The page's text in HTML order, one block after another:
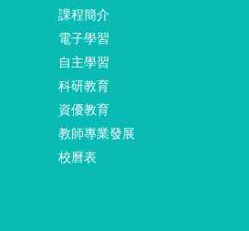
課程簡介
電子學習
自主學習
科研教育
資優教育
教師專業發展
校曆表